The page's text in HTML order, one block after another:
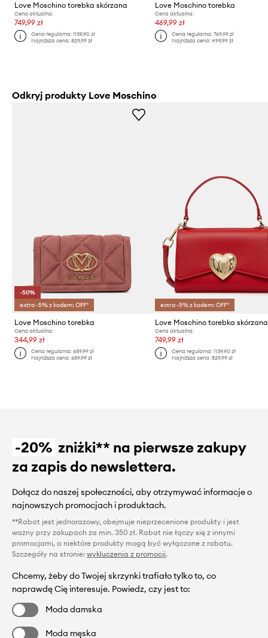
Love Moschino torebka skórzana
Cena aktualna:
749,99 zł
Cena regularna:1139,90 zł
Najniższa cena:829,99 zł
Love Moschino torebka
Cena aktualna:
469,99 zł
Cena regularna: 769,99 zł
Najniższa cena: 499,99 zł
Odkryj produkty Love Moschino
-50%
extra -5% z kodem: OFF*
Love Moschino torebka
Cena aktualna:
344,99 zł
Cena regularna:689,99 zł
Najniższa cena:689,99 zł
extra -5% z kodem: OFF*
Love Moschino torebka skórzana
Cena aktualna:
749,99 zł
Cena regularna: 1139,90 zł
Najniższa cena: 829,99 zł
-20% zniżki** na pierwsze zakupy
za zapis do newslettera.
Dołącz do naszej społeczności, aby otrzymywać informacje o
najnowszych promocjach i produktach.
**Rabat jest jednorazowy, obejmuje nieprzecenione produkty i jest
ważny przy zakupach za min. 350 zł. Rabat nie łączy się z innymi
promocjami, a niektóre produkty mogą być wyłączone z rabatu.
Szczegóły na stronie: wykluczenia z promocji.
Chcemy, żeby do Twojej skrzynki trafiało tylko to, co
naprawdę Cię interesuje. Powiedz, czy jest to:
Moda damska
Moda męska